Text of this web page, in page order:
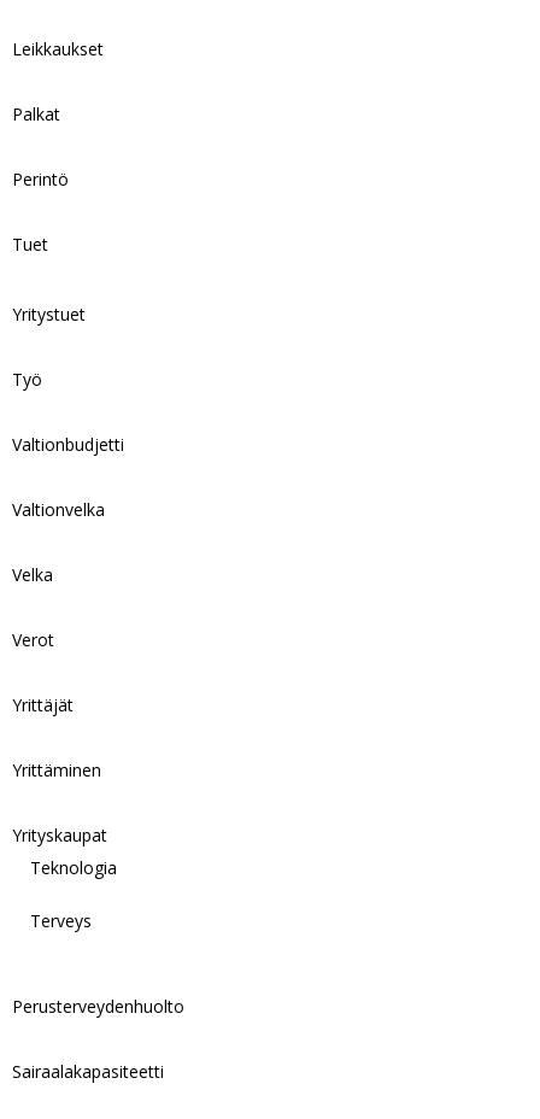
Leikkaukset
Palkat
Perintö
Tuet
Yritystuet
Työ
Valtionbudjetti
Valtionvelka
Velka
Verot
Yrittäjät
Yrittäminen
Yrityskaupat
Teknologia
Terveys
Perusterveydenhuolto
Sairaalakapasiteetti